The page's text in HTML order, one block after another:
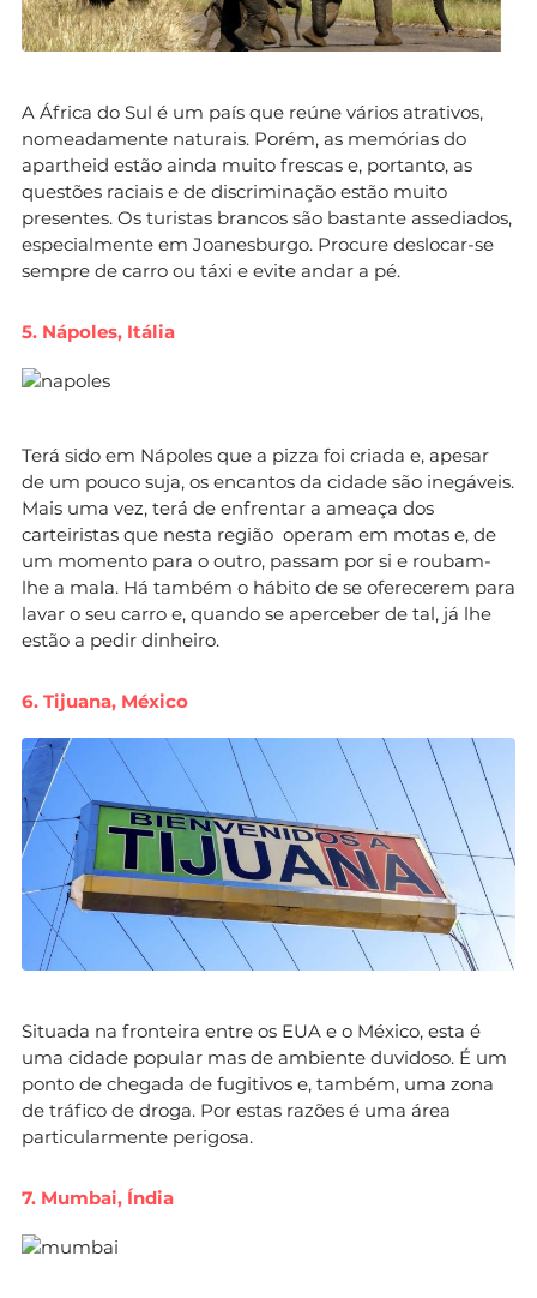
A África do Sul é um país que reúne vários atrativos,
nomeadamente naturais. Porém, as memórias do
apartheid estão ainda muito frescas e, portanto, as
questões raciais e de discriminação estão muito
presentes. Os turistas brancos são bastante assediados,
especialmente em Joanesburgo. Procure deslocar-se
sempre de carro ou táxi e evite andar a pé.
5. Nápoles, Itália
Terá sido em Nápoles que a pizza foi criada e, apesar
de um pouco suja, os encantos da cidade são inegáveis.
Mais uma vez, terá de enfrentar a ameaça dos
carteiristas que nesta região operam em motas e, de
um momento para o outro, passam por si e roubam-
lhe a mala. Há também o hábito de se oferecerem para
lavar o seu carro e, quando se aperceber de tal, já lhe
estão a pedir dinheiro.
6. Tijuana, México
Situada na fronteira entre os EUA e o México, esta é
uma cidade popular mas de ambiente duvidoso. É um
ponto de chegada de fugitivos e, também, uma zona
de tráfico de droga. Por estas razões é uma área
particularmente perigosa.
7. Mumbai, Índia